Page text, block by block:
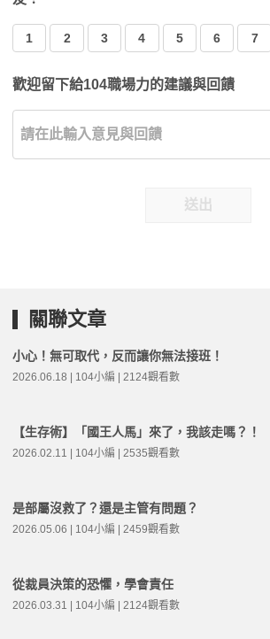
1 2 3 4 5 6 7
歡迎留下給104職場力的建議與回饋
送出
關聯文章
小心！無可取代，反而讓你無法接班！
2026.06.18 | 104小編 | 2124觀看數
【生存術】「國王人馬」來了，我該走嗎？！
2026.02.11 | 104小編 | 2535觀看數
是部屬沒救了？還是主管有問題？
2026.05.06 | 104小編 | 2459觀看數
從裁員決策的恐懼，學會責任
2026.03.31 | 104小編 | 2124觀看數